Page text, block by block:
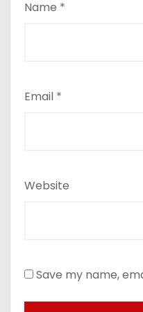
Name *
Email *
Website
Save my name,